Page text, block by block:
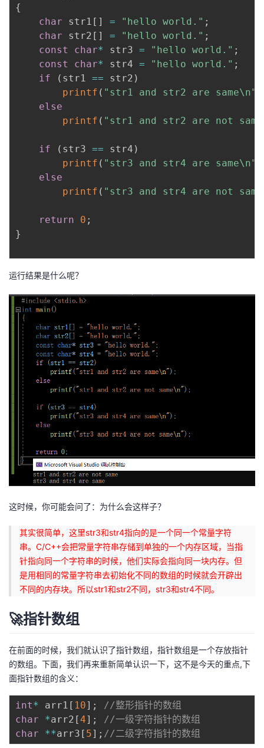
{
char str1 [ ] = "hello world." ;
char str2 [ ] = "hello world." ;
const
char* str3 = "hello world." ;
const
char* str4 = "hello world." ;
if
( str1 == str2 )
printf ( "str1 and str2 are same\n"
else
printf ( "str1 and str2 are not
if ( str3 == str4 )
printf ( "str3 and str4 are same\n"
else
printf ( "str3 and str4 are not
return 0 ;
}
运行结果是什么呢？
这时候，你可能会问了：为什么会这样子？
其实很简单，这里str3和str4指向的是一个同一个常量字符
串。C/C++会把常量字符串存储到单独的一个内存区域，当指
针指向同一个字符串的时候，他们实际会指向同一块内存。但
是用相同的常量字符串去初始化不同的数组的时候就会开辟出
不同的内存块。所以str1和str2不同，str3和str4不同。
🚀指针数组
在前面的时候，我们就认识了指针数组，指针数组是一个存放指针
的数组。下面，我们再来重新简单认识一下，这不是今天的重点,下
面指针数组的含义：
int* arr1 [ 10] ;
//整形指针的数组
char
*arr2 [4] ;
//一级字符指针的数组
char
**arr3 [ 5] ; //二级字符指针的数组